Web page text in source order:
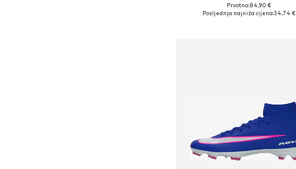
Dostupno u više veličina
Prvotno: 84,90 €
Posljednja najniža cijena:34,74 €